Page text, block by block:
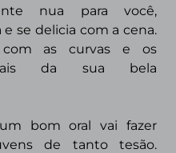
nua para você,
se delicia com a cena.
com as curvas e os
da sua bela
um bom oral vai fazer
de tanto tesão.